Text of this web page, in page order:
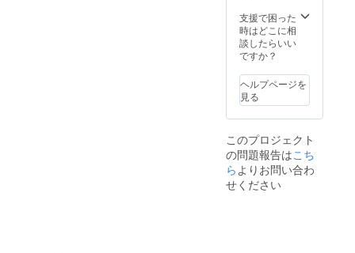
支援で困った
時はどこに相
談したらいい
ですか？
ヘルプページを
見る
このプロジェクト
の問題報告はこち
らよりお問い合わ
せください